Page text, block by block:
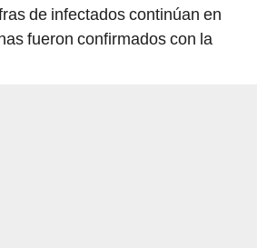
de infectados continúan en
fueron confirmados con la